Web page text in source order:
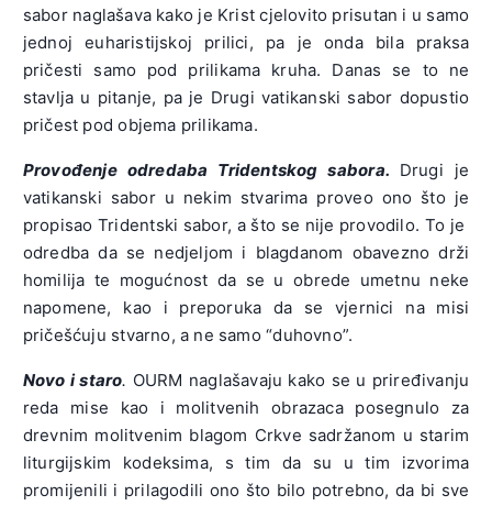
sabor naglašava kako je Krist cjelovito prisutan i u samo
jednoj euharistijskoj prilici, pa je onda bila praksa
pričesti samo pod prilikama kruha. Danas se to ne
stavlja u pitanje, pa je Drugi vatikanski sabor dopustio
pričest pod objema prilikama.
Provođenje odredaba Tridentskog sabora. Drugi je
vatikanski sabor u nekim stvarima proveo ono što je
propisao Tridentski sabor, a što se nije provodilo. To je
odredba da se nedjeljom i blagdanom obavezno drži
homilija te mogućnost da se u obrede umetnu neke
napomene, kao i preporuka da se vjernici na misi
pričešćuju stvarno, a ne samo “duhovno”.
Novo i staro. OURM naglašavaju kako se u priređivanju
reda mise kao i molitvenih obrazaca posegnulo za
drevnim molitvenim blagom Crkve sadržanom u starim
liturgijskim kodeksima, s tim da su u tim izvorima
promijenili i prilagodili ono što bilo potrebno, da bi sve